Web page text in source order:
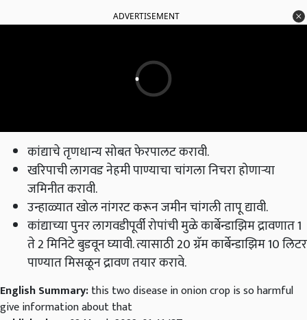
ADVERTISEMENT
कांद्याचे तृणधान्य सोबत फेरपालट करावी.
खरिपाची लागवड नेहमी पाण्याचा चांगला निचरा होणाऱ्या
जमिनीत करावी.
उन्हाळ्यात खोल नांगरट करून जमीन चांगली तापू द्यावी.
कांद्याच्या पुनर लागवडीपूर्वी रोपांची मुळे कार्बेन्डाझिम द्रावणात 1
ते 2 मिनिटे बुडवून घ्यावी. त्यासाठी 20 ग्रॅम कार्बेन्डाझिम 10 लिटर
पाण्यात मिसळून द्रावण तयार करावे.
English Summary:this two disease in onion crop is so harmful
give information about that